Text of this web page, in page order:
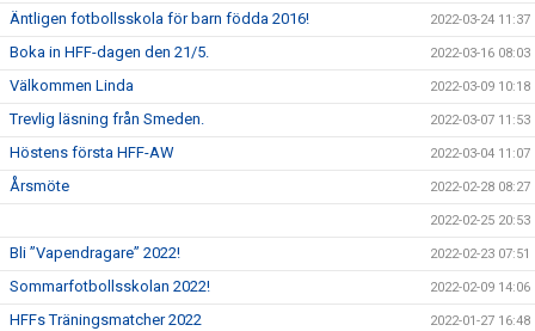
Äntligen fotbollsskola för barn födda 2016! 2022-03-24 11:37
Boka in HFF-dagen den 21/5. 2022-03-16 08:03
Välkommen Linda 2022-03-09 10:18
Trevlig läsning från Smeden. 2022-03-07 11:53
Höstens första HFF-AW 2022-03-04 11:07
Årsmöte 2022-02-28 08:27
2022-02-25 20:53
Bli ”Vapendragare” 2022! 2022-02-23 07:51
Sommarfotbollsskolan 2022! 2022-02-09 14:06
HFFs Träningsmatcher 2022 2022-01-27 16:48